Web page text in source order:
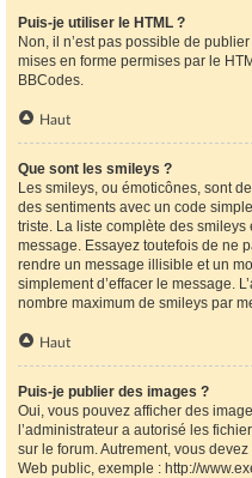
Puis-je utiliser le HTML ?
Non, il n’est pas possible de
mises en forme permises par le
BBCodes.
Haut
Que sont les smileys ?
Les smileys, ou émoticônes, sont
des sentiments avec un code
triste. La liste complète des
message. Essayez toutefois de ne
rendre un message illisible et un
simplement d’effacer le message.
nombre maximum de smileys par
Haut
Puis-je publier des images ?
Oui, vous pouvez afficher des
l’administrateur a autorisé les
sur le forum. Autrement, vous
Web public, exemple : http://